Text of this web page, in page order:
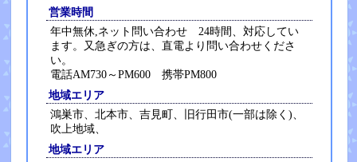
営業時間
年中無休,ネット問い合わせ 24時間、対応してい
ます。又急ぎの方は、直電より問い合わせくださ
い。
電話AM730～PM600 携帯PM800
地域エリア
鴻巣市、北本市、吉見町、旧行田市(一部は除く)、
吹上地域、
地域エリア